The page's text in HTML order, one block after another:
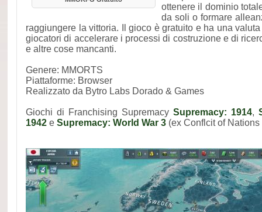
ottenere il dominio
da soli o formare
raggiungere la vittoria. Il gioco è gratuito e ha una
giocatori di accelerare i processi di costruzione e di
e altre cose mancanti.
Genere: MMORTS
Piattaforme: Browser
Realizzato da Bytro Labs Dorado & Games
Giochi di Franchising Supremacy Supremacy: 1914,
1942 e Supremacy: World War 3 (ex Conflcit of Nations